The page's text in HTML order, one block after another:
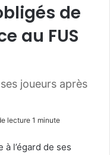
de
au FUS
joueurs après
lecture 1 minute
à l’égard de ses